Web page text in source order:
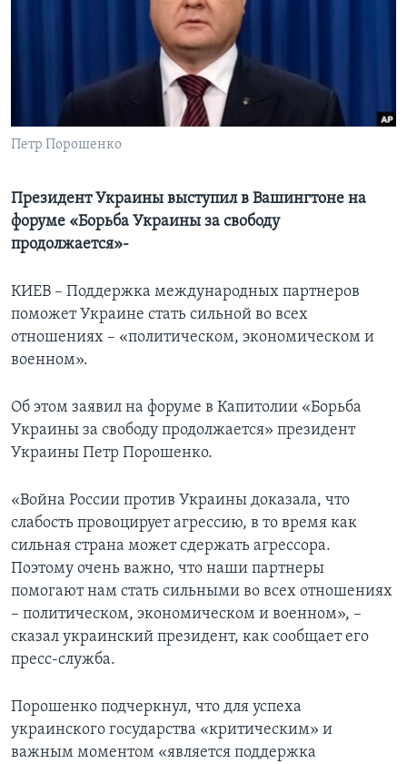
СОЦИАЛЬНЫЕ СЕТИ
Петр Порошенко
Президент Украины выступил в Вашингтоне на
форуме «Борьба Украины за свободу
продолжается»-
КИЕВ – Поддержка международных партнеров
поможет Украине стать сильной во всех
отношениях – «политическом, экономическом и
военном».
Об этом заявил на форуме в Капитолии «Борьба
Украины за свободу продолжается» президент
Украины Петр Порошенко.
«Война России против Украины доказала, что
слабость провоцирует агрессию, в то время как
сильная страна может сдержать агрессора.
Поэтому очень важно, что наши партнеры
помогают нам стать сильными во всех отношениях
– политическом, экономическом и военном», –
сказал украинский президент, как сообщает его
пресс-служба.
Порошенко подчеркнул, что для успеха
украинского государства «критическим» и
важным моментом «является поддержка